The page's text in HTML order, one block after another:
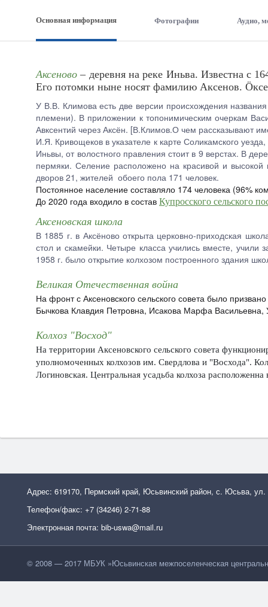
Основная информация Фотографии Аудио,
Аксеново– деревня на реке Иньва. Известна с
Его потомки ныне носят фамилию Аксенов.
У В.В. Климова есть две версии происхождения
племени). В приложении к топонимическим очеркам
Авксентий через Аксён. [В.Климов.О чем рассказывают
И.Я. Кривощеков в указателе к карте Соликамского
Иньвы, от волостного правления стоит в 9 верстах. В
пермяки. Селение расположено на красивой и
дворов 21, жителей обоего пола 171 человек.
Постоянное население составляло 174 человека (96%
До 2020 года входило в состав Купросского сельского
Аксеновская школа
В 1885 г. в Аксёново открыта церковно-приходская
стол и скамейки. Четыре класса учились вместе,
1958 г. было открытие колхозом построенного здания
Великая Отечественная война
На фронт с Аксеновского сельского совета было
Бычкова Клавдия Петровна, Исакова Марфа
Колхоз "Восход"
На территории Аксеновского сельского совета
уполномоченных колхозов им. Свердлова и "Восхода".
Логиновская. Центральная усадьба колхоза расположенна
Адрес: 619170, Пермский край, Юсьвинский район, с. Юсьва, ул.
Телефон/факс: +7 (34246) 2-71-88
Электронная почта: bib-uswa@mail.ru
© 2008 — 2017 МБУК »Юсьвинская межпоселенческая